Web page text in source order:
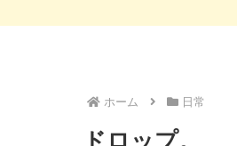
ホーム 日常
ドロップ。